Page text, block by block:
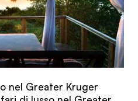
nel Greater Kruger